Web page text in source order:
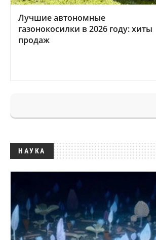
Лучшие автономные
газонокосилки в 2026 году: хиты
продаж
НАУКА